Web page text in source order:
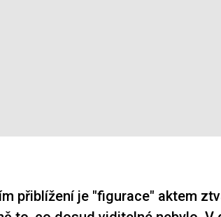
přiblížení je "figurace" aktem